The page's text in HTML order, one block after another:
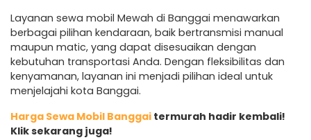
Layanan sewa mobil Mewah di Banggai menawarkan
berbagai pilihan kendaraan, baik bertransmisi manual
maupun matic, yang dapat disesuaikan dengan
kebutuhan transportasi Anda. Dengan fleksibilitas dan
kenyamanan, layanan ini menjadi pilihan ideal untuk
menjelajahi kota Banggai.
Harga Sewa Mobil Banggai termurah hadir kembali!
Klik sekarang juga!